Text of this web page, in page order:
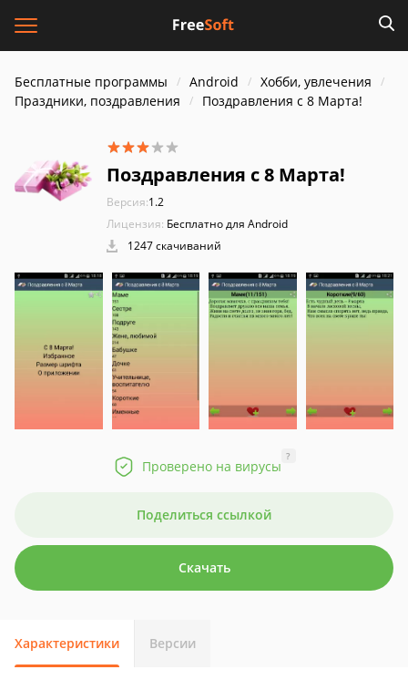
Бесплатные программы Android
Хобби, увлечения
Праздники, поздравления
Поздравления с 8 Марта!
Поздравления с 8 Марта!
Версия:1.2
Лицензия: Бесплатно для Android
1247 скачиваний
Проверено на вирусы
?
Поделиться ссылкой
Скачать
Характеристики Версии